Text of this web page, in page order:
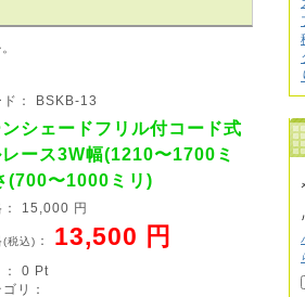
ド： BSKB-13
シェードフリル付コード式
ース3W幅(1210〜1700ミ
(700〜1000ミリ)
： 15,000 円
(税込) ： 13,500 円
： 0 Pt
リ：